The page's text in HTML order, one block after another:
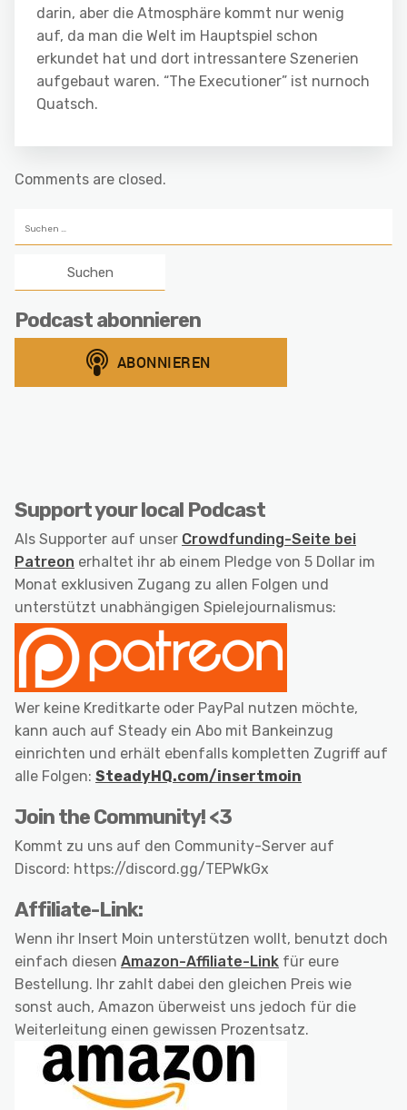
darin, aber die Atmosphäre kommt nur wenig
auf, da man die Welt im Hauptspiel schon
erkundet hat und dort intressantere Szenerien
aufgebaut waren. “The Executioner” ist nurnoch
Quatsch.
Comments are closed.
nach:
Podcast abonnieren
Support your local Podcast
Als Supporter auf unser Crowdfunding-Seite bei
Patreon erhaltet ihr ab einem Pledge von 5 Dollar im
Monat exklusiven Zugang zu allen Folgen und
unterstützt unabhängigen Spielejournalismus:
Wer keine Kreditkarte oder PayPal nutzen möchte,
kann auch auf Steady ein Abo mit Bankeinzug
einrichten und erhält ebenfalls kompletten Zugriff auf
alle Folgen: SteadyHQ.com/insertmoin
Join the Community! <3
Kommt zu uns auf den Community-Server auf
Discord: https://discord.gg/TEPWkGx
Affiliate-Link:
Wenn ihr Insert Moin unterstützen wollt, benutzt doch
einfach diesen Amazon-Affiliate-Link für eure
Bestellung. Ihr zahlt dabei den gleichen Preis wie
sonst auch, Amazon überweist uns jedoch für die
Weiterleitung einen gewissen Prozentsatz.